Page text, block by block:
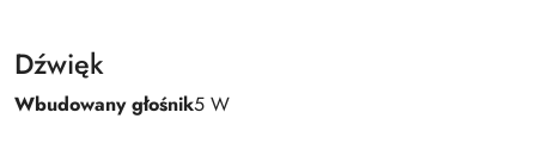
Dźwięk
Wbudowany głośnik5 W